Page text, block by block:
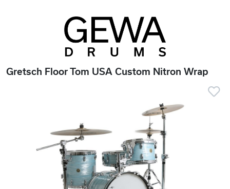
Gretsch Floor Tom USA Custom Nitron Wrap